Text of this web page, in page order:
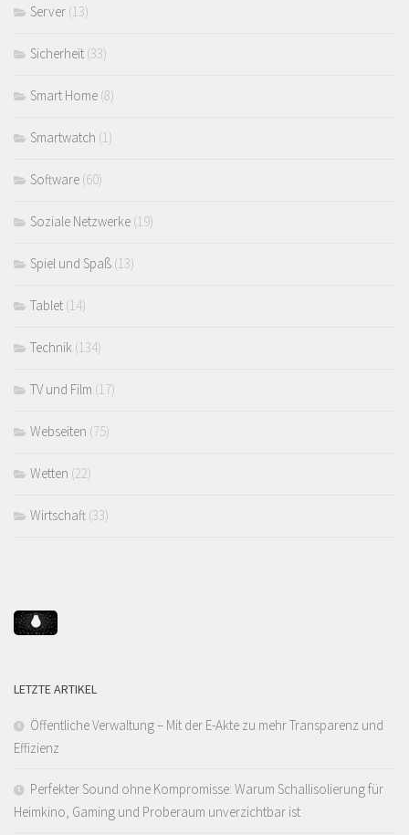
Server (13)
Sicherheit (33)
Smart Home (8)
Smartwatch (1)
Software (60)
Soziale Netzwerke (19)
Spiel und Spaß (13)
Tablet (14)
Technik (134)
TV und Film (17)
Webseiten (75)
Wetten (22)
Wirtschaft (33)
LETZTE ARTIKEL
Öffentliche Verwaltung – Mit der E-Akte zu mehr Transparenz und
Effizienz
Perfekter Sound ohne Kompromisse: Warum Schallisolierung für
Heimkino, Gaming und Proberaum unverzichtbar ist